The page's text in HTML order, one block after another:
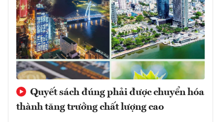
Quyết sách đúng phải được chuyển hóa
thành tăng trưởng chất lượng cao